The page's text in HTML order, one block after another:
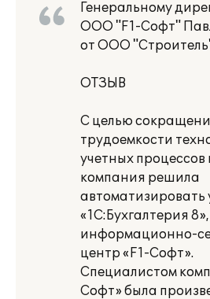
Генеральному
ООО "F1-Софт"
от ООО
ОТЗЫВ
С целью
трудоемкости
учетных
компания решила
автоматизировать
«1С:Бухгалтерия
информационно-
центр «F1-Софт».
Специалистом
Софт» была